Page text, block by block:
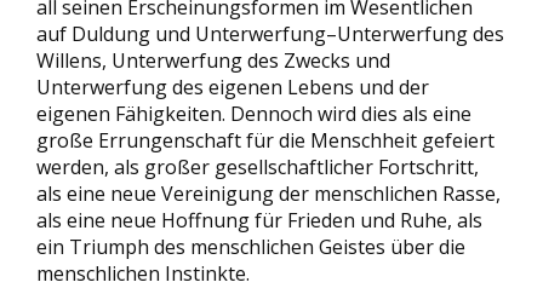
all seinen Erscheinungsformen im Wesentlichen
auf Duldung und Unterwerfung–Unterwerfung des
Willens, Unterwerfung des Zwecks und
Unterwerfung des eigenen Lebens und der
eigenen Fähigkeiten. Dennoch wird dies als eine
große Errungenschaft für die Menschheit gefeiert
werden, als großer gesellschaftlicher Fortschritt,
als eine neue Vereinigung der menschlichen Rasse,
als eine neue Hoffnung für Frieden und Ruhe, als
ein Triumph des menschlichen Geistes über die
menschlichen Instinkte.